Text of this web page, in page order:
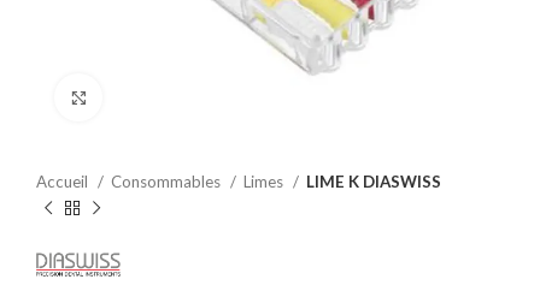
Accueil Consommables Limes LIME K DIASWISS